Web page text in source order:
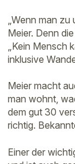
„Wenn man
Meier. Denn
„Kein
inklusive
Meier macht
man wohnt,
dem gut 30
richtig.
Einer der